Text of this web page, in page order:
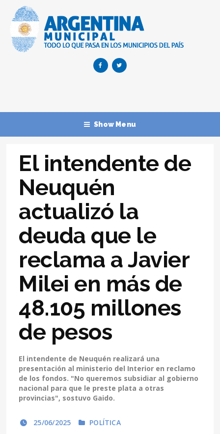
Show Menu
El intendente de
Neuquén
actualizó la
deuda que le
reclama a Javier
Milei en más de
48.105 millones
de pesos
El intendente de Neuquén realizará una
presentación al ministerio del Interior en reclamo
de los fondos. "No queremos subsidiar al gobierno
nacional para que le preste plata a otras
provincias", sostuvo Gaido.
25/06/2025 POLÍTICA